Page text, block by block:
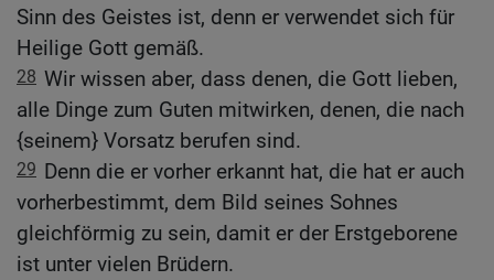
Sinn des Geistes ist, denn er verwendet sich für
Heilige Gott gemäß.
28 Wir wissen aber, dass denen, die Gott lieben,
alle Dinge zum Guten mitwirken, denen, die nach
{seinem} Vorsatz berufen sind.
29 Denn die er vorher erkannt hat, die hat er auch
vorherbestimmt, dem Bild seines Sohnes
gleichförmig zu sein, damit er der Erstgeborene
ist unter vielen Brüdern.